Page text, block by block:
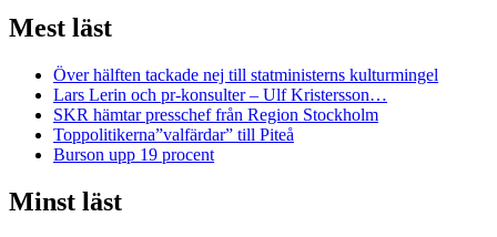
Mest läst
Över hälften tackade nej till statministerns kulturmingel
Lars Lerin och pr-konsulter – Ulf Kristersson…
SKR hämtar presschef från Region Stockholm
Toppolitikerna”valfärdar” till Piteå
Burson upp 19 procent
Minst läst